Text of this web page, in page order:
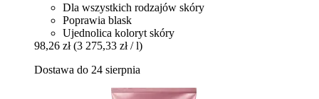
Dla wszystkich rodzajów skóry
Poprawia blask
Ujednolica koloryt skóry
98,26 zł (3 275,33 zł / l)
Dostawa do 24 sierpnia